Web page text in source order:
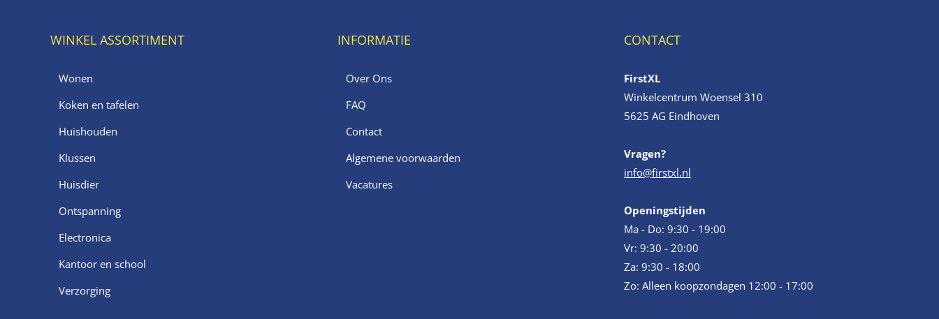
WINKEL ASSORTIMENT
Wonen
Koken en tafelen
Huishouden
Klussen
Huisdier
Ontspanning
Electronica
Kantoor en school
Verzorging
INFORMATIE
Over Ons
FAQ
Contact
Algemene voorwaarden
Vacatures
CONTACT
FirstXL
Winkelcentrum Woensel 310
5625 AG Eindhoven
Vragen?
info@firstxl.nl
Openingstijden
Ma - Do: 9:30 - 19:00
Vr: 9:30 - 20:00
Za: 9:30 - 18:00
Zo: Alleen koopzondagen 12:00 - 17:00